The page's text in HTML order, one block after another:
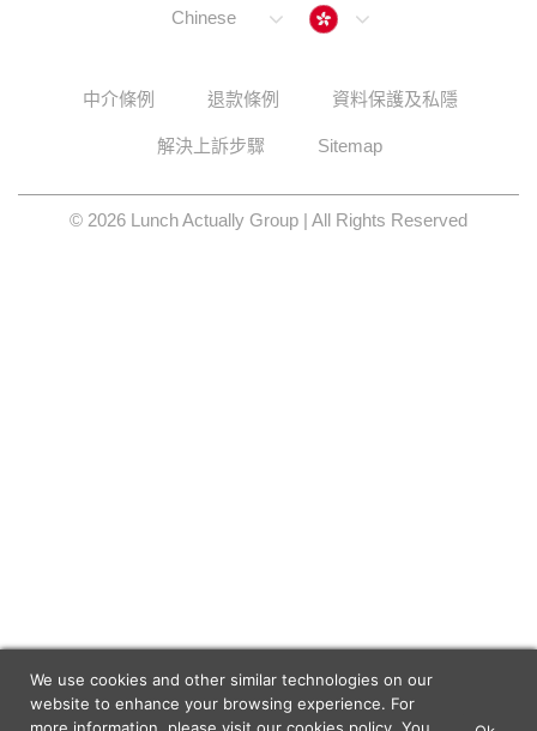
Chinese Hong Kong
中介條例 退款條例 資料保護及私隱
解決上訴步驟 Sitemap
© 2026 Lunch Actually Group | All Rights Reserved
We use cookies and other similar technologies on our
website to enhance your browsing experience. For